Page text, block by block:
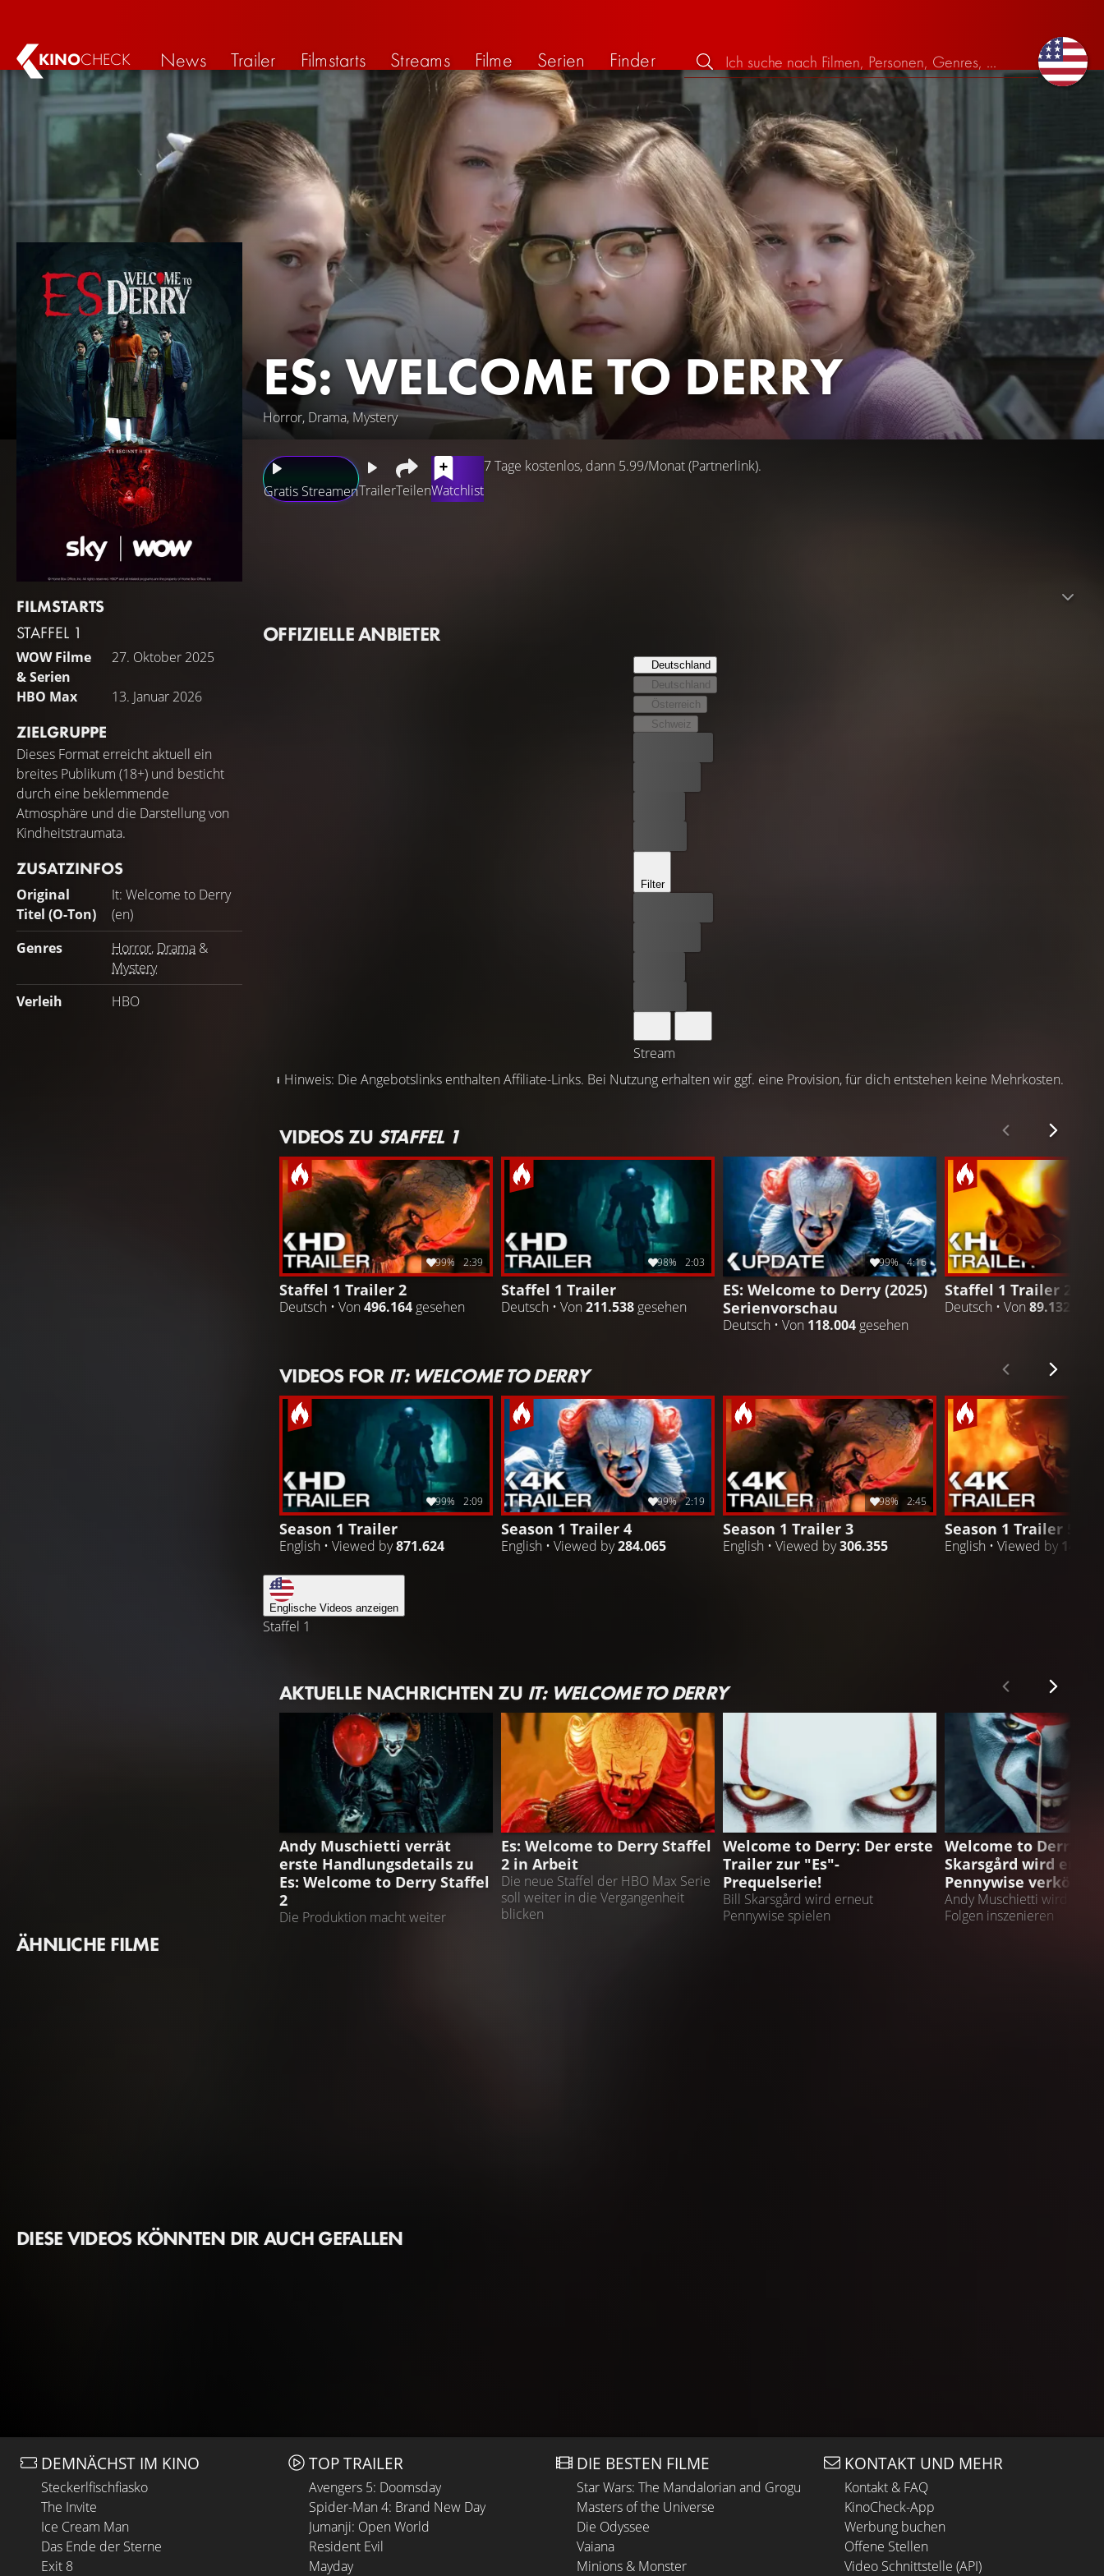
KINOCHECK News Trailer Filmstarts Streams Filme Serien Finder
ES: WELCOME TO DERRY
Horror, Drama, Mystery
FILMSTARTS
STAFFEL 1
WOW Filme
& Serien
27. Oktober 2025
HBO Max 13. Januar 2026
ZIELGRUPPE
Dieses Format erreicht aktuell ein
breites Publikum (18+) und besticht
durch eine beklemmende
Atmosphäre und die Darstellung von
Kindheitstraumata.
ZUSATZINFOS
Original
Titel (O-Ton)
It: Welcome to Derry
(en)
Genres
Horror, Drama &
Mystery
Verleih
HBO
Gratis StreamenTrailerTeilenWatchlist
7 Tage kostenlos, dann 5.99/Monat (Partnerlink).
OFFIZIELLE ANBIETER
Deutschland
Deutschland
Österreich
Schweiz
Filter
Stream
Hinweis: Die Angebotslinks enthalten Affiliate-Links. Bei Nutzung erhalten wir ggf. eine Provision, für dich entstehen keine Mehrkosten.
VIDEOS ZU STAFFEL 1
99% 2:39
Staffel 1 Trailer 2
Deutsch • Von496.164 gesehen
98% 2:03
Staffel 1 Trailer
Deutsch • Von 211.538 gesehen
99% 4:16
ES: Welcome to Derry (2025)
Serienvorschau
Deutsch • Von 118.004 gesehen
Staffel 1 Trailer 2
Deutsch • Von 89.132
VIDEOS FOR IT: WELCOME TO DERRY
99% 2:09
Season 1 Trailer
English • Viewed by871.624
99% 2:19
Season 1 Trailer 4
English • Viewed by284.065
98% 2:45
Season 1 Trailer 3
English • Viewed by306.355
Season 1 Trailer 5
English • Viewed by
Englische Videos anzeigen
Staffel 1
AKTUELLE NACHRICHTEN ZU IT: WELCOME TO DERRY
ES: WELCOME TO DERRY
Andy Muschietti verrät
erste Handlungsdetails zu
Es: Welcome to Derry Staffel
2
Die Produktion macht weiter
ES: WELCOME TO DERRY
Es: Welcome to Derry Staffel
2 in Arbeit
Die neue Staffel der HBO Max Serie
soll weiter in die Vergangenheit
blicken
ES: WELCOME TO DERRY
Welcome to Derry: Der erste
Trailer zur "Es"-
Prequelserie!
Bill Skarsgård wird erneut
Pennywise spielen
ES
Welcome to Derry:
Skarsgård wird
Pennywise
Andy Muschietti wird eine
Folgen inszenieren
ÄHNLICHE FILME
DIESE VIDEOS KÖNNTEN DIR AUCH GEFALLEN
DEMNÄCHST IM KINO
Steckerlfischfiasko
The Invite
Ice Cream Man
Das Ende der Sterne
Exit 8
TOP TRAILER
Avengers 5: Doomsday
Spider-Man 4: Brand New Day
Jumanji: Open World
Resident Evil
Mayday
DIE BESTEN FILME
Star Wars: The Mandalorian and Grogu
Masters of the Universe
Die Odyssee
Vaiana
Minions & Monster
KONTAKT UND MEHR
Kontakt & FAQ
KinoCheck-App
Werbung buchen
Offene Stellen
Video Schnittstelle (API)